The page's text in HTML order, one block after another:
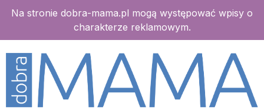
Na stronie dobra-mama.pl mogą występować wpisy o
charakterze reklamowym.